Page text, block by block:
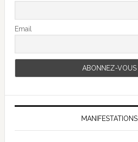
Email
MANIFESTATIONS